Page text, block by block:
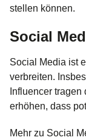
stellen können.
Social
Social Media ist
verbreiten.
Influencer
erhöhen, dass
Mehr zu Social